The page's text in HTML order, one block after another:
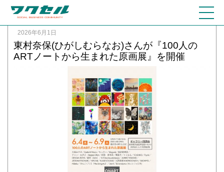
2026年6月1日
東村奈保(ひがしむらなお)さんが『100人の
ARTノートから生まれた原画展』を開催